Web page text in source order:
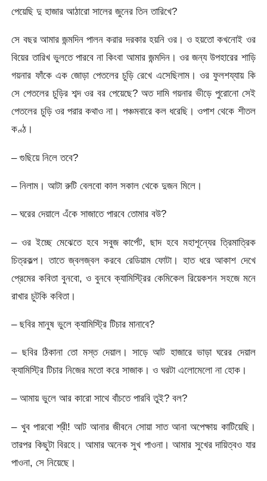
পেয়েছি দু হাজার আঠারো সালের জুনের তিন তারিখে?
সে বছর আমার জন্মদিন পালন করার দরকার হয়নি ওর। ও হয়তো কখনোই ওর
বিয়ের তারিখ ভুলতে পারবে না কিংবা আমার জন্মদিন। ওর জন্য উপহারের শাড়ি
গয়নার ফাঁকে এক জোড়া পেতলের চুড়ি রেখে এসেছিলাম। ওর ফুলশয্যায় কি
সে পেতলের চুড়ির শব্দ ওর বর পেয়েছে? অত দামি গয়নার ভীড়ে পুরোনো সেই
পেতলের চুড়ি ওর পরার কথাও না। পঞ্চমবারে কল ধরেছি। ওপাশ থেকে শীতল
কণ্ঠ।
– গুছিয়ে নিলে তবে?
– নিলাম। আটা রুটি বেলবো কাল সকাল থেকে দুজন মিলে।
– ঘরের দেয়ালে এঁকে সাজাতে পারবে তোমার বউ?
– ওর ইচ্ছে মেঝেতে হবে সবুজ কার্পেট, ছাদ হবে মহাশূন্যের ত্রিমাত্রিক
চিত্রকল্প। তাতে জ্বলজ্বল করবে রেডিয়াম ফোটা। হাত ধরে আকাশ দেখে
প্রেমের কবিতা বুনবো, ও বুনবে ক্যামিস্ট্রির কেমিকেল রিয়েকশন সহজে মনে
রাখার চুটকি কবিতা।
– ছবির মানুষ ভুলে ক্যামিস্ট্রি টিচার মানাবে?
– ছবির ঠিকানা তো মস্ত দেয়াল। সাড়ে আট হাজারে ভাড়া ঘরের দেয়াল
ক্যামিস্ট্রি টিচার নিজের মতো করে সাজাক। ও ঘরটা এলোমেলো না হোক।
– আমায় ভুলে আর কারো সাথে বাঁচতে পারবি তুই? বল?
– খুব পারবো শ্রী! আট আনার জীবনে সোয়া সাত আনা অপেক্ষায় কাটিয়েছি।
তারপর কিছুটা বিরহে। আমার অনেক সুখ পাওনা। আমার সুখের দায়িত্বও যার
পাওনা, সে নিয়েছে।